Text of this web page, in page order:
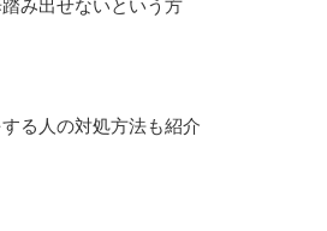
み出せないという方
る人の対処方法も紹介